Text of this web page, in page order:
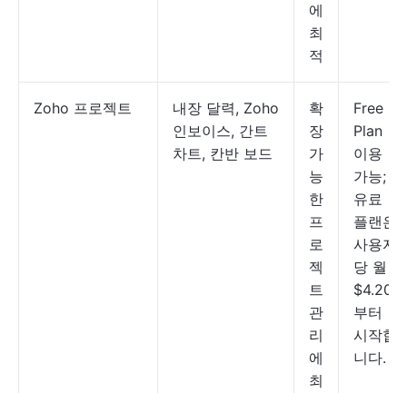
에
최
적
Zoho 프로젝트
내장 달력, Zoho
인보이스, 간트
차트, 칸반 보드
확
장
가
능
한
프
로
젝
트
관
리
에
최
Free
Plan
이용
가능;
유료
플랜은
사용자
당 월
$4.20
부터
시작합
니다.